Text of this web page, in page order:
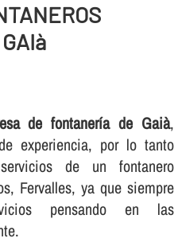
de fontanerí­a de Gaià,
experiencia, por lo tanto
de un fontanero
Fervalles, ya que siempre
pensando en las